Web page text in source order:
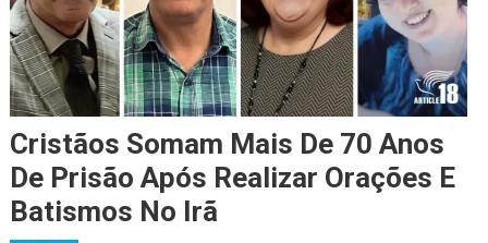
Cristãos Somam Mais De 70 Anos
De Prisão Após Realizar Orações E
Batismos No Irã